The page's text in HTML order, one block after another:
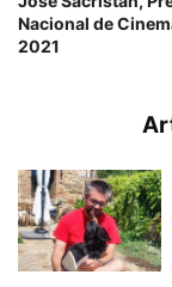
Nacional de
2021